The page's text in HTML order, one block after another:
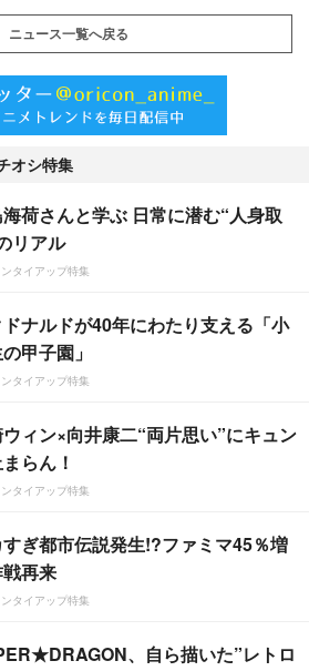
ニュース一覧へ戻る
オシ特集
海荷さんと学ぶ 日常に潜む“人身取
リアル
タイアップ特集
ナルドが40年にわたり支える「小
甲子園」
タイアップ特集
ィン×向井康二“両片思い”にキュン
らん！
タイアップ特集
ぎ都市伝説発生!?ファミマ45％増
再来
タイアップ特集
、自ら描いた”レトロ